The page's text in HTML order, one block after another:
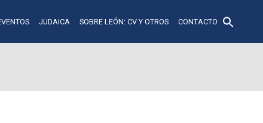
JUDAICA SOBRE LEÓN: CV Y OTROS CONTACTO